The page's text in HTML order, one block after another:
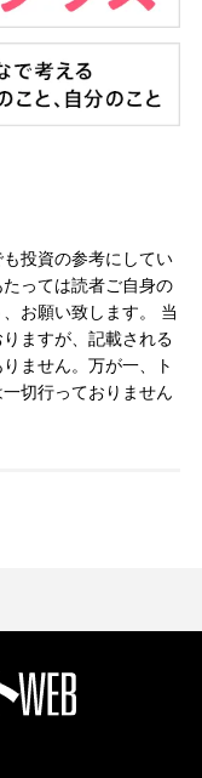
投資の参考にしてい
っては読者ご自身の
お願い致します。 当
ますが、記載される
ません。万が一、ト
切行っておりません